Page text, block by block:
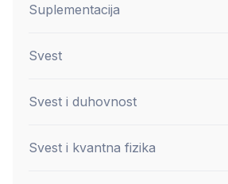
Suplementacija
Svest
Svest i duhovnost
Svest i kvantna fizika